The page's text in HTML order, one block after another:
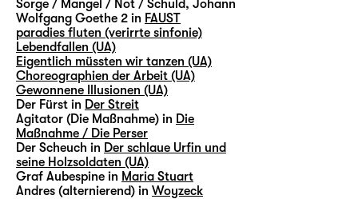
Sorge / Mangel / Not / Schuld, Johann
Wolfgang Goethe 2 in FAUST
paradies fluten (verirrte sinfonie)
Lebendfallen (UA)
Eigentlich müssten wir tanzen (UA)
Choreographien der Arbeit (UA)
Gewonnene Illusionen (UA)
Der Fürst in Der Streit
Agitator (Die Maßnahme) in Die
Maßnahme / Die Perser
Der Scheuch in Der schlaue Urfin und
seine Holzsoldaten (UA)
Graf Aubespine in Maria Stuart
Andres (alternierend) in Woyzeck